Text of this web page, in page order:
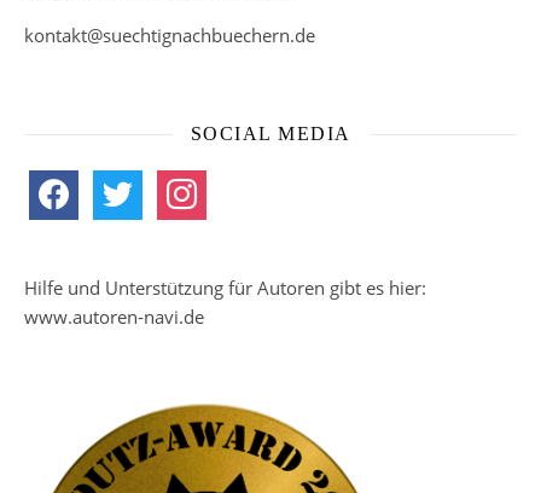
kontakt@suechtignachbuechern.de
SOCIAL MEDIA
facebook twitter instagram
Hilfe und Unterstützung für Autoren gibt es hier:
www.autoren-navi.de